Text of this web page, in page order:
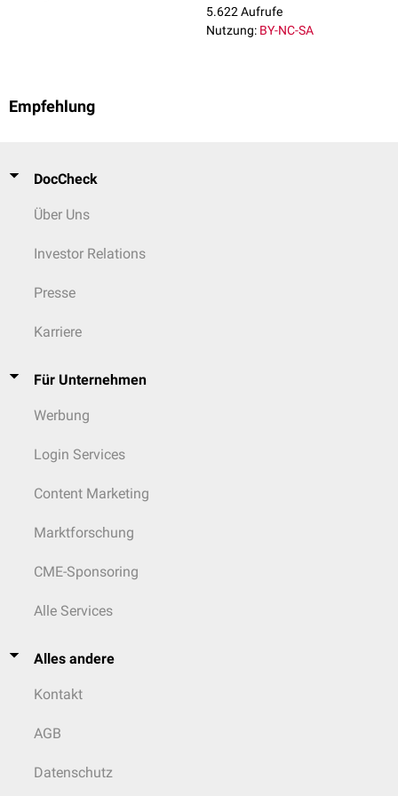
5.622 Aufrufe
Nutzung: BY-NC-SA
Empfehlung
DocCheck
Über Uns
Investor Relations
Presse
Karriere
Für Unternehmen
Werbung
Login Services
Content Marketing
Marktforschung
CME-Sponsoring
Alle Services
Alles andere
Kontakt
AGB
Datenschutz